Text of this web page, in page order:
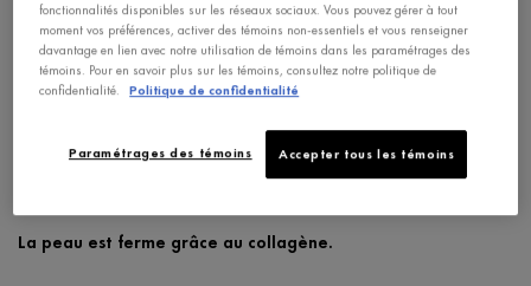
La peau est principalement composée de collagène et
d’eau.
collagène seul compte pour 80 à 90 % du poids sec de la peau, si on
exclut l’eau. Sa structure en spirale, qui ressemble à une triple hélice, est
formée de trois chaînes composées d’environ une centaine d’acides
La peau est ferme grâce au collagène.
fonctionnalités disponibles sur les réseaux sociaux. Vous pouvez gérer à tout
moment vos préférences, activer des témoins non-essentiels et vous renseigner
davantage en lien avec notre utilisation de témoins dans les paramétrages des
témoins. Pour en savoir plus sur les témoins, consultez notre politique de
confidentialité.
Politique de confidentialité
Accepter tous les témoins
Paramétrages des témoins